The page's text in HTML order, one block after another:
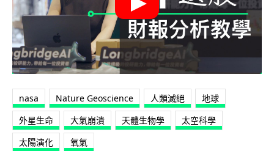
nasa Nature Geoscience 人類滅絕
地球
外星生命
大氣崩潰 天體生物學
太空科學
太陽演化
氧氣